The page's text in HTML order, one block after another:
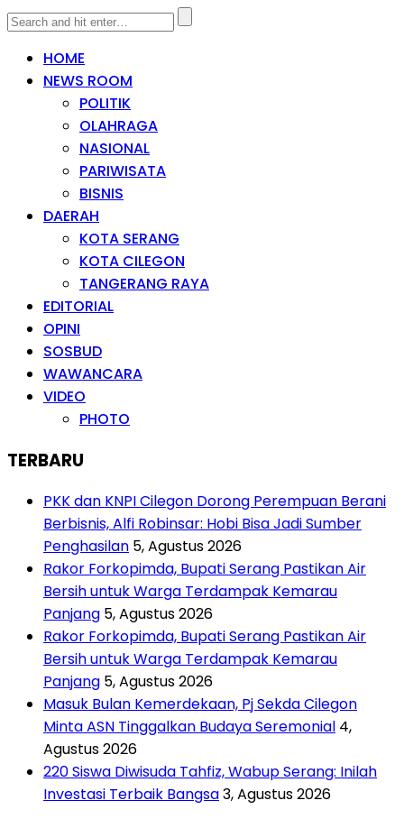
HOME
NEWS ROOM
POLITIK
OLAHRAGA
NASIONAL
PARIWISATA
BISNIS
DAERAH
KOTA SERANG
KOTA CILEGON
TANGERANG RAYA
EDITORIAL
OPINI
SOSBUD
WAWANCARA
VIDEO
PHOTO
TERBARU
PKK dan KNPI Cilegon Dorong Perempuan Berani
Berbisnis, Alfi Robinsar: Hobi Bisa Jadi Sumber
Penghasilan 5, Agustus 2026
Rakor Forkopimda, Bupati Serang Pastikan Air
Bersih untuk Warga Terdampak Kemarau
Panjang 5, Agustus 2026
Rakor Forkopimda, Bupati Serang Pastikan Air
Bersih untuk Warga Terdampak Kemarau
Panjang 5, Agustus 2026
Masuk Bulan Kemerdekaan, Pj Sekda Cilegon
Minta ASN Tinggalkan Budaya Seremonial 4,
Agustus 2026
220 Siswa Diwisuda Tahfiz, Wabup Serang: Inilah
Investasi Terbaik Bangsa3, Agustus 2026